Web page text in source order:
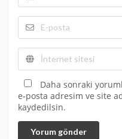
Daha sonraki
e-posta adresim ve site
kaydedilsin.
Yorum gönder